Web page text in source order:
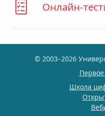
Онлайн-
© 2003–2026
Школа